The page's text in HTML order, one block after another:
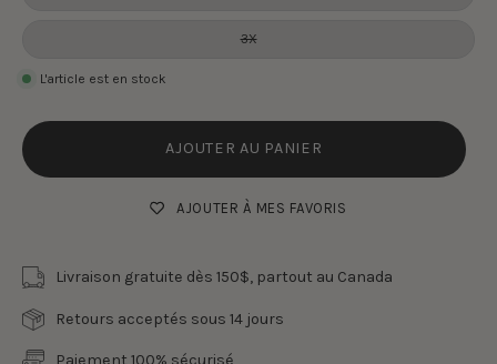
3X
L'article est en stock
AJOUTER AU PANIER
AJOUTER À MES FAVORIS
Livraison gratuite dès 150$, partout au Canada
Retours acceptés sous 14 jours
Paiement 100% sécurisé